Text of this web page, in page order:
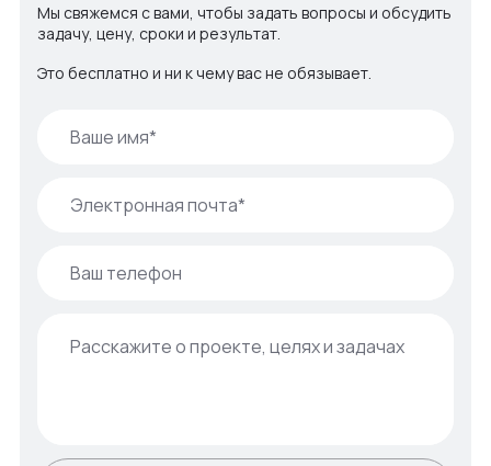
Мы свяжемся с вами, чтобы задать вопросы и обсудить
задачу, цену, сроки и результат.
Это бесплатно и ни к чему вас не обязывает.